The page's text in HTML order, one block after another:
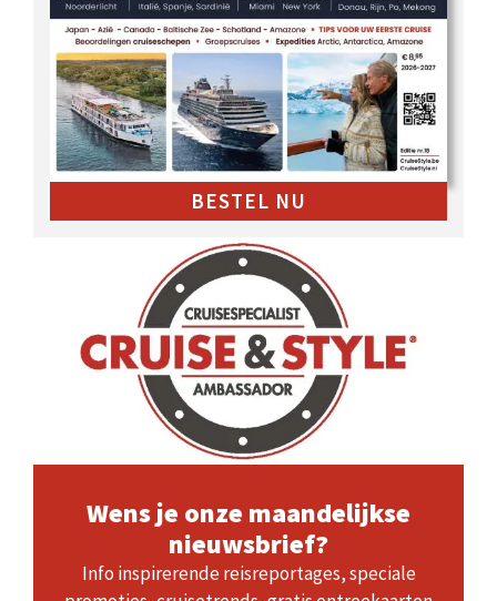
BESTEL NU
Wens je onze maandelijkse
nieuwsbrief?
Info inspirerende reisreportages, speciale